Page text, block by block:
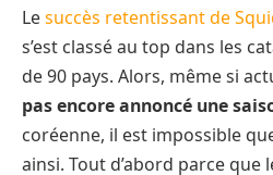
Lesuccès retentissant de
s’est classé au top dans les
de 90 pays. Alors, même si
pas encore annoncé une
coréenne, il est impossible
ainsi. Tout d’abord parce que